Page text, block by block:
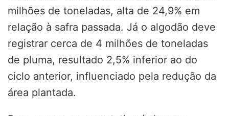
milhões de toneladas, alta de 24,9% em
relação à safra passada. Já o algodão deve
registrar cerca de 4 milhões de toneladas
de pluma, resultado 2,5% inferior ao do
ciclo anterior, influenciado pela redução da
área plantada.